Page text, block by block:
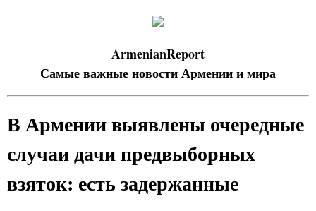
ArmenianReport
Самые важные новости Армении и мира
В Армении выявлены очередные
случаи дачи предвыборных
взяток: есть задержанные